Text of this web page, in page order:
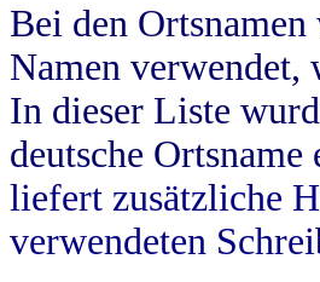
Bei den
Namen verwendet,
In dieser Liste
deutsche Ortsname
liefert zusätzliche
verwendeten